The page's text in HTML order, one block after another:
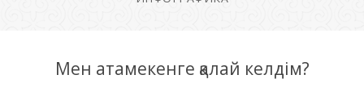
Мен атамекенге қалай келдім?